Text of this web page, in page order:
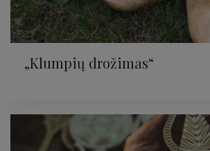
„Klumpių drožimas“